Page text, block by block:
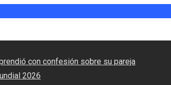
con confesión sobre su pareja
2026